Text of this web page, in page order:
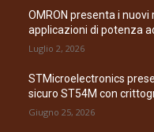
OMRON presenta i nuovi
applicazioni di potenza
Luglio 2, 2026
STMicroelectronics
sicuro ST54M con
Giugno 25, 2026